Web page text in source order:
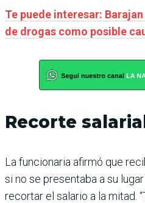
Te puede interesar:
de drogas como posible
Recorte
La funcionaria afirmó que
si no se presentaba a su
recortar el salario a la mitad.